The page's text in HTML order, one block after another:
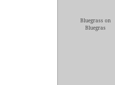
Bluegrass on
Bluegras